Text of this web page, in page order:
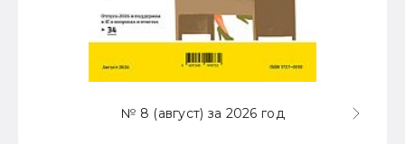
№ 8 (август) за 2026 год